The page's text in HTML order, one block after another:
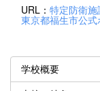
URL： 特定防衛施
東京都福生市公
学校概要